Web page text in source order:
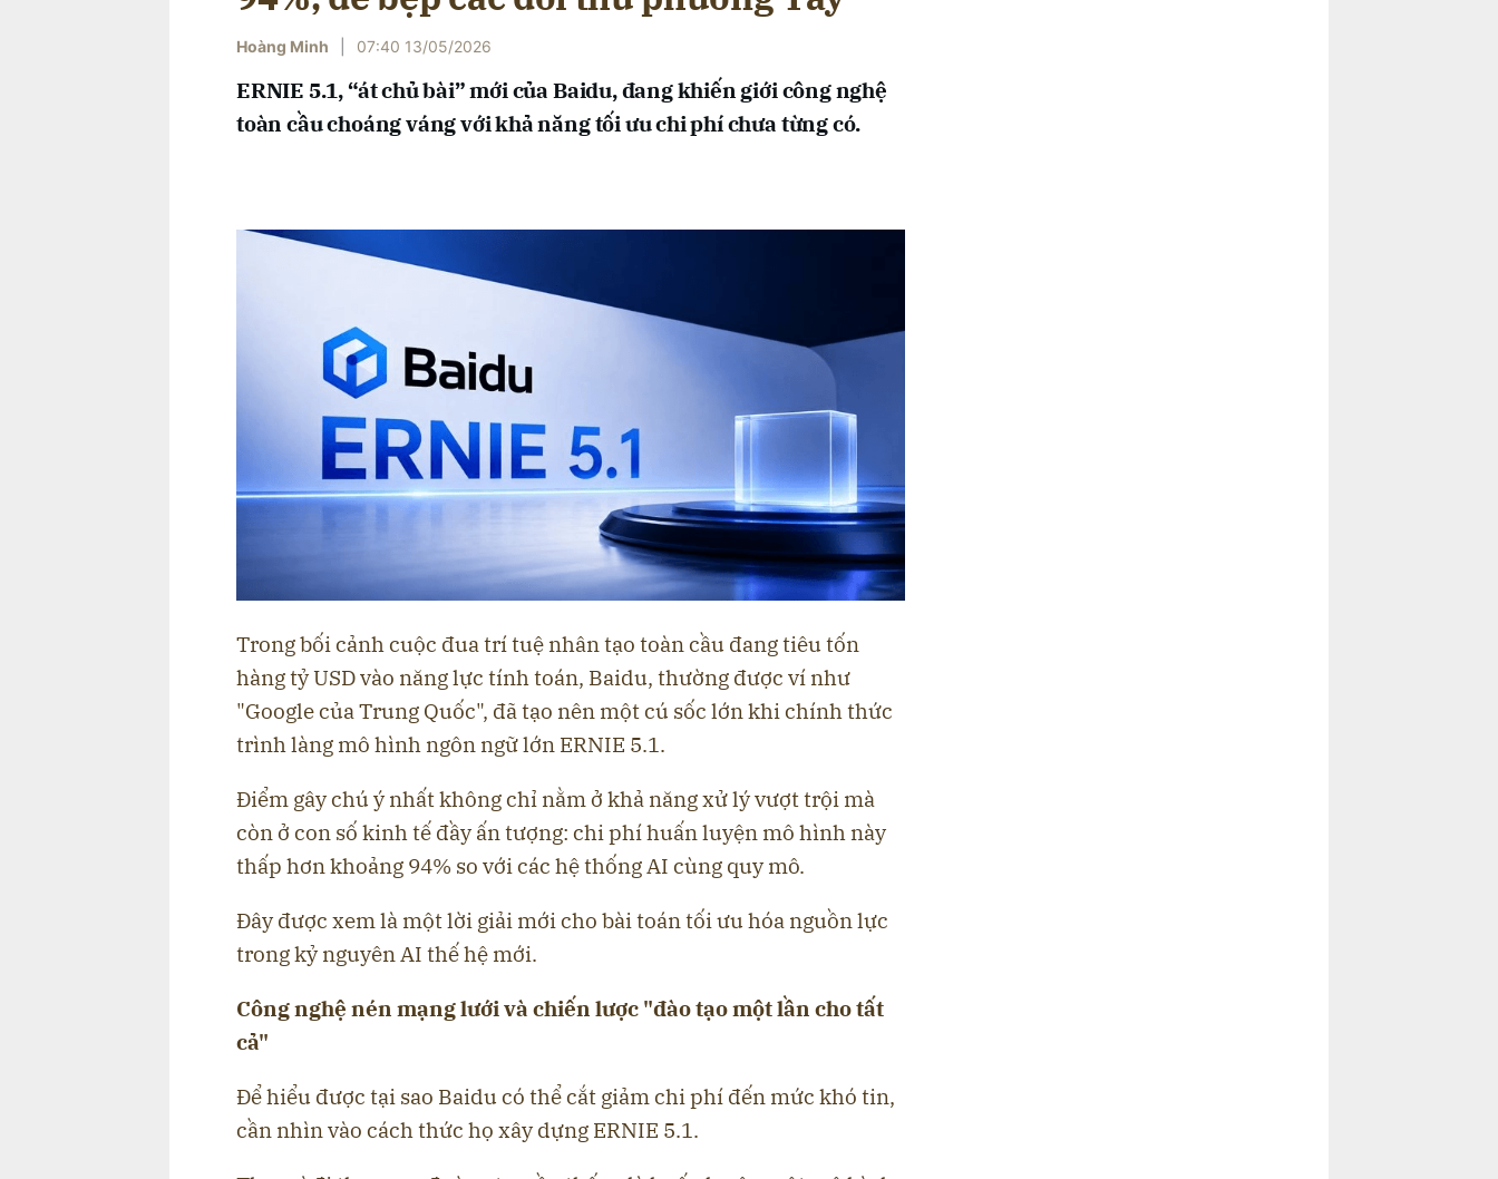
Hoàng Minh 07:40 13/05/2026
ERNIE 5.1, “át chủ bài” mới của Baidu, đang khiến giới công nghệ
toàn cầu choáng váng với khả năng tối ưu chi phí chưa từng có.
Trong bối cảnh cuộc đua trí tuệ nhân tạo toàn cầu đang tiêu tốn
hàng tỷ USD vào năng lực tính toán, Baidu, thường được ví như
"Google của Trung Quốc", đã tạo nên một cú sốc lớn khi chính thức
trình làng mô hình ngôn ngữ lớn ERNIE 5.1.
Điểm gây chú ý nhất không chỉ nằm ở khả năng xử lý vượt trội mà
còn ở con số kinh tế đầy ấn tượng: chi phí huấn luyện mô hình này
thấp hơn khoảng 94% so với các hệ thống AI cùng quy mô.
Đây được xem là một lời giải mới cho bài toán tối ưu hóa nguồn lực
trong kỷ nguyên AI thế hệ mới.
Công nghệ nén mạng lưới và chiến lược "đào tạo một lần cho tất
cả"
Để hiểu được tại sao Baidu có thể cắt giảm chi phí đến mức khó tin,
cần nhìn vào cách thức họ xây dựng ERNIE 5.1.